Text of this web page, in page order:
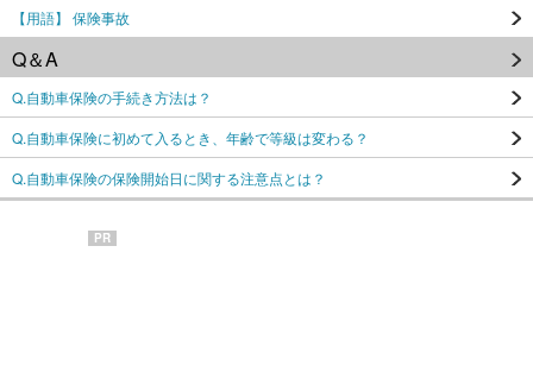
【用語】 保険事故
Q＆A
Q.自動車保険の手続き方法は？
Q.自動車保険に初めて入るとき、年齢で等級は変わる？
Q.自動車保険の保険開始日に関する注意点とは？
PR